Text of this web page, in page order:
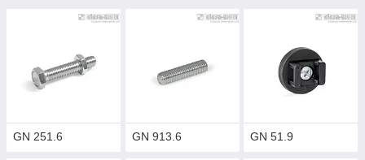
GN 251.6 GN 913.6 GN 51.9